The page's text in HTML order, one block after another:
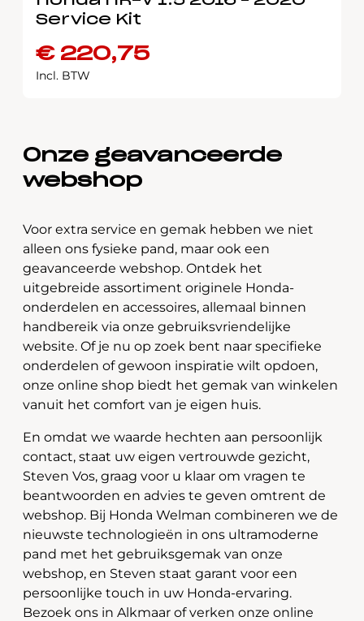
Service Kit
€220,75
Incl. BTW
Onze geavanceerde
webshop
Voor extra service en gemak hebben we niet
alleen ons fysieke pand, maar ook een
geavanceerde webshop. Ontdek het
uitgebreide assortiment originele Honda-
onderdelen en accessoires, allemaal binnen
handbereik via onze gebruiksvriendelijke
website. Of je nu op zoek bent naar specifieke
onderdelen of gewoon inspiratie wilt opdoen,
onze online shop biedt het gemak van winkelen
vanuit het comfort van je eigen huis.
En omdat we waarde hechten aan persoonlijk
contact, staat uw eigen vertrouwde gezicht,
Steven Vos, graag voor u klaar om vragen te
beantwoorden en advies te geven omtrent de
webshop. Bij Honda Welman combineren we de
nieuwste technologieën in ons ultramoderne
pand met het gebruiksgemak van onze
webshop, en Steven staat garant voor een
persoonlijke touch in uw Honda-ervaring.
Bezoek ons in Alkmaar of verken onze online